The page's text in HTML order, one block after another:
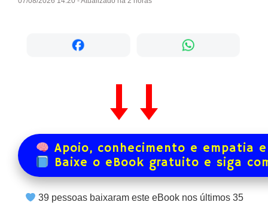
Apoio, conhecimento e empatia
Baixe o eBook gratuito e siga
39pessoas baixaram este eBook nos últimos 35